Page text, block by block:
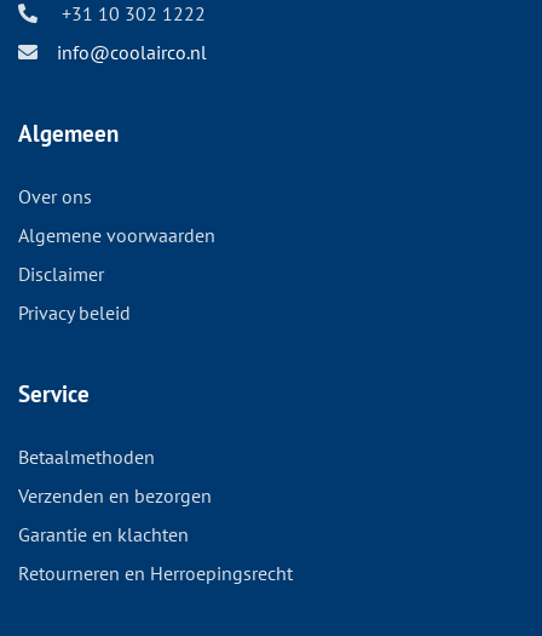
+31 10 302 1222
info@coolairco.nl
Algemeen
Over ons
Algemene voorwaarden
Disclaimer
Privacy beleid
Service
Betaalmethoden
Verzenden en bezorgen
Garantie en klachten
Retourneren en Herroepingsrecht